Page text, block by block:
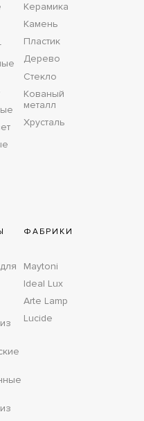
Керамика
Камень
Пластик
Дерево
Стекло
Кованый
металл
Хрусталь
ФАБРИКИ
Maytoni
Ideal Lux
Arte Lamp
Lucide